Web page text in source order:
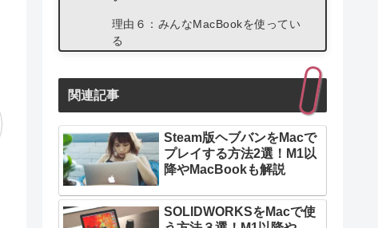
理由６：みんなMacBookを使ってい
る
Mac＆Windowsで使える動画編集ソフ
ト３選
【自動化可能】Adobe Premier Pro
【簡単】CyberLink PowerDirector
【コスパ◎】Wondershare Filmora
関連記事
Steam版ヘブバンをMacで
プレイする方法2選！M1以
降やMacBookも解説
SOLIDWORKSをMacで使